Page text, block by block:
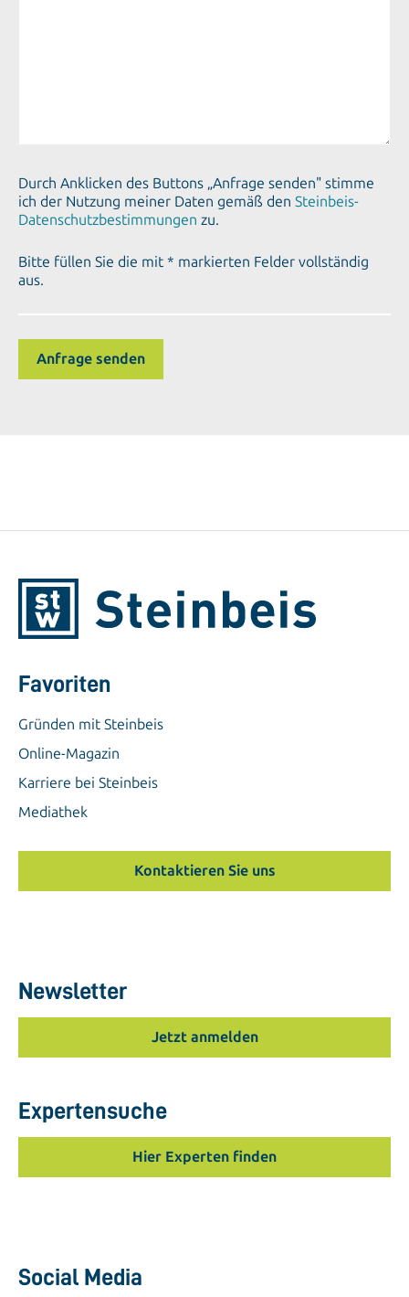
Durch Anklicken des Buttons „Anfrage senden" stimme
ich der Nutzung meiner Daten gemäß den Steinbeis-
Datenschutzbestimmungen zu.
Bitte füllen Sie die mit * markierten Felder vollständig
aus.
Favoriten
Gründen mit Steinbeis
Online-Magazin
Karriere bei Steinbeis
Mediathek
Kontaktieren Sie uns
Newsletter
Jetzt anmelden
Expertensuche
Hier Experten finden
Social Media